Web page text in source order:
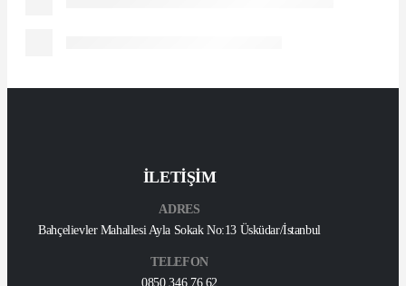
İLETİŞİM
ADRES
Bahçelievler Mahallesi Ayla Sokak No:13 Üsküdar/İstanbul
TELEFON
0850 346 76 62